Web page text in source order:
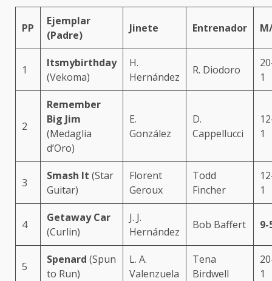
PP
Ejemplar
(Padre)
Jinete Entrenador
1
Itsmybirthday
(Vekoma)
H.
Hernández
R. Diodoro
1
2
Remember
Big Jim
(Medaglia
d’Oro)
E.
González
D.
Cappellucci
1
3
Smash It (Star
Guitar)
Florent
Geroux
Todd
Fincher
1
4
Getaway Car
(Curlin)
J. J.
Hernández
Bob Baffert 9-
5
Spenard (Spun
to Run)
L. A.
Valenzuela
Tena
Birdwell
1